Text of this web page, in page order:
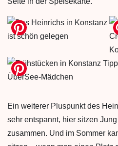
Ein weiterer Pluspunkt des
sehr entspannt, hier sitzen
zusammen. Und im Sommer